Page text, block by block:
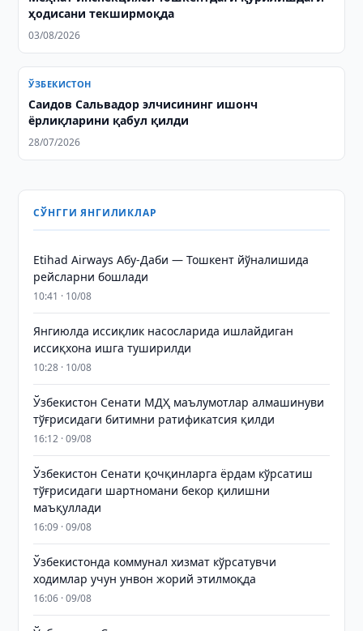
ҳодисани текширмоқда
03/08/2026
ЎЗБЕКИСТОН
Саидов Сальвадор элчисининг ишонч
ёрлиқларини қабул қилди
28/07/2026
СЎНГГИ ЯНГИЛИКЛАР
Etihad Airways Абу-Даби — Тошкент йўналишида
рейсларни бошлади
10:41 · 10/08
Янгиюлда иссиқлик насосларида ишлайдиган
иссиқхона ишга туширилди
10:28 · 10/08
Ўзбекистон Сенати МДҲ маълумотлар алмашинуви
тўғрисидаги битимни ратификатсия қилди
16:12 · 09/08
Ўзбекистон Сенати қочқинларга ёрдам кўрсатиш
тўғрисидаги шартномани бекор қилишни
маъқуллади
16:09 · 09/08
Ўзбекистонда коммунал хизмат кўрсатувчи
ходимлар учун унвон жорий этилмоқда
16:06 · 09/08